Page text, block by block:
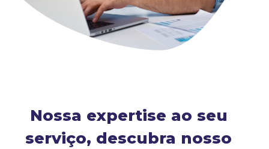
Nossa expertise ao seu
serviço, descubra nosso